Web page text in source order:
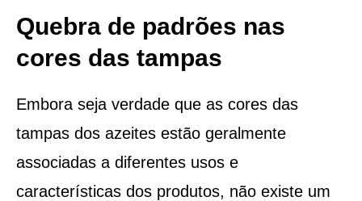
Quebra de padrões nas
cores das tampas
Embora seja verdade que as cores das
tampas dos azeites estão geralmente
associadas a diferentes usos e
características dos produtos, não existe um